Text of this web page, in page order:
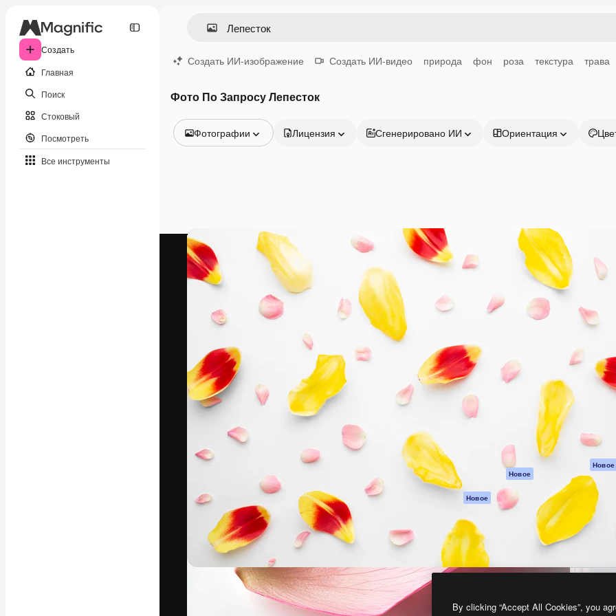
Создать
Главная
Поиск
Стоковый
Посмотреть
Все инструменты
Создать ИИ-изображение Создать ИИ-видео природа фон роза текстура трава
Фото По Запросу Лепесток
Фотографии
Видео
Видеоролик
Моушн-дизайн
Видеошаблоны
Иконки
3D-модели
Лицензия Сгенерировано ИИ Ориентация
Креативная платформа для создания
ваших лучших работ. Более 1 миллиона
подписчиков среди креаторов,
предприятий, агентств и студий.
Продукция
Генератор
изображений ИИ
Генератор видео
Генератор голоса
на основе ИИ
Стоковый контент
MCP для
Claude/ChatGPT
Новое
Агенты Новое
Мобильное
приложение
Все инструменты
Magnific
Начать
Academy
Пакету ИИ
Служба
поддержки
Условия и
положения
Политика
Оригиналы
Новое
Политика файлов
cookie
Центр доверия
Партнеры
Предприятие
By clicking “Accept All Cookies”, you